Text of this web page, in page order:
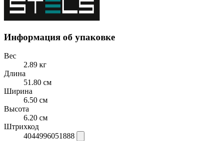
Информация об упаковке
Вес
2.89 кг
Длина
51.80 см
Ширина
6.50 см
Высота
6.20 см
Штрихкод
4044996051888